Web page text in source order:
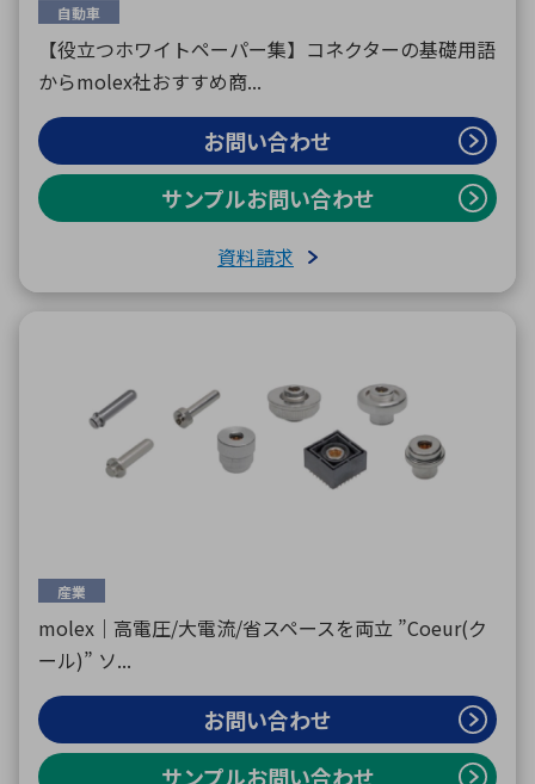
自動車
【役立つホワイトペーパー集】コネクターの基礎用語
からmolex社おすすめ商...
お問い合わせ
サンプルお問い合わせ
資料請求
産業
molex｜高電圧/大電流/省スペースを両立 ”Coeur(ク
ール)” ソ...
お問い合わせ
サンプルお問い合わせ